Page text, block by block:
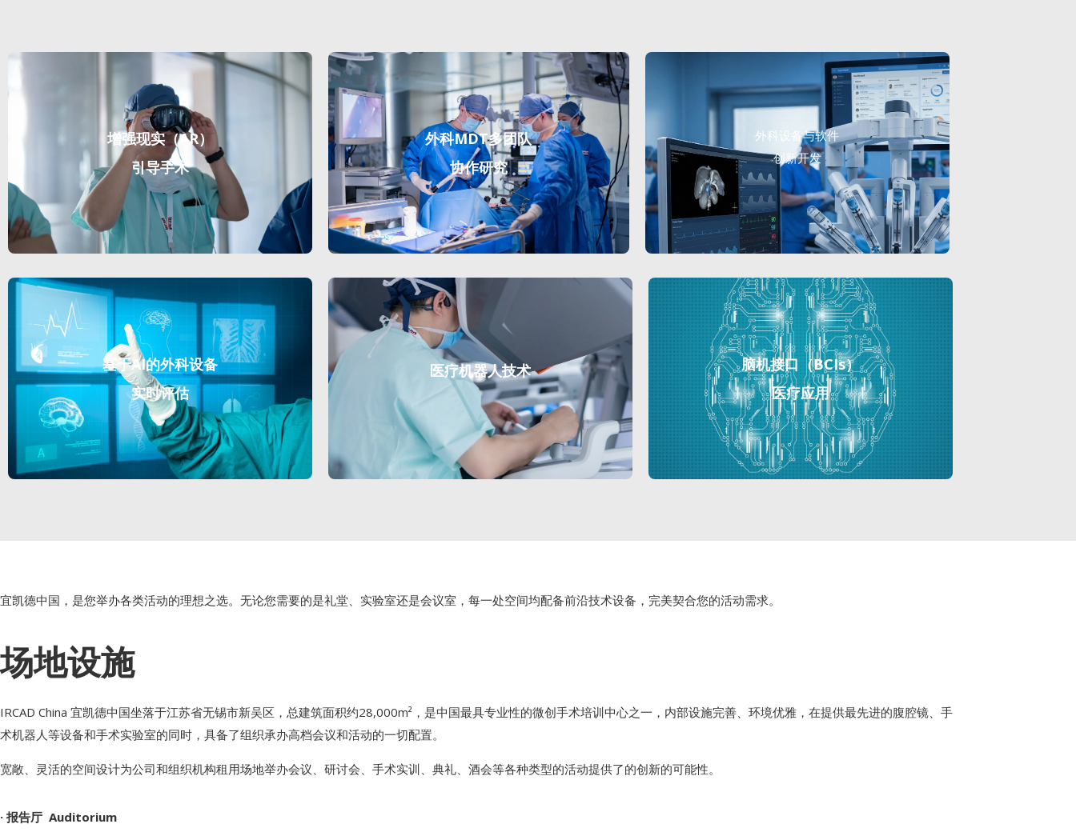
增强现实（AR）
引导手术
外科MDT多团队
协作研究
外科设备与软件
创新开发
基于AI的外科设备
实时评估
医疗机器人技术
脑机接口（BCIs）
医疗应用
宜凯德中国，是您举办各类活动的理想之选。无论您需要的是礼堂、实验室还是会议室，每一处空间均配备前沿技术设备，完美契合您的活动需求。
场地设施
IRCAD China 宜凯德中国坐落于江苏省无锡市新吴区，总建筑面积约28,000m²，是中国最具专业性的微创手术培训中心之一，内部设施完善、环境优雅，在提供最先进的腹腔镜、手
术机器人等设备和手术实验室的同时，具备了组织承办高档会议和活动的一切配置。
宽敞、灵活的空间设计为公司和组织机构租用场地举办会议、研讨会、手术实训、典礼、酒会等各种类型的活动提供了的创新的可能性。
· 报告厅 Auditorium